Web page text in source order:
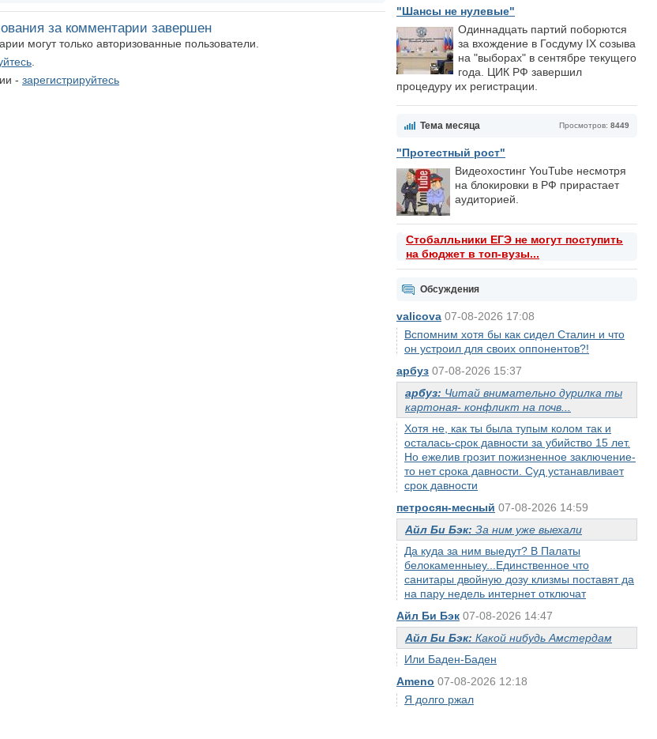
"Шансы не нулевые"
Одиннадцать партий поборются
за вхождение в Госдуму IX созыва
на "выборах" в сентябре текущего
года. ЦИК РФ завершил
процедуру их регистрации.
Просмотров: 8449
Тема месяца
"Протестный рост"
Видеохостинг YouTube несмотря
на блокировки в РФ прирастает
аудиторией.
Стобалльники ЕГЭ не могут поступить
на бюджет в топ-вузы...
Обсуждения
valicova 07-08-2026 17:08
Вспомним хотя бы как сидел Сталин и что
он устроил для своих оппонентов?!
арбуз 07-08-2026 15:37
арбуз: Читай внимательно дурилка ты
картоная- конфликт на почв...
Хотя не, как ты была тупым колом так и
осталась-срок давности за убийство 15 лет.
Но ежелив грозит пожизненное заключение-
то нет срока давности. Суд устанавливает
срок давности
петросян-месный 07-08-2026 14:59
Айл Би Бэк: За ним уже выехали
Да куда за ним выедут? В Палаты
белокаменныеу...Единственное что
санитары двойную дозу клизмы поставят да
на пару недель интернет отключат
Айл Би Бэк 07-08-2026 14:47
Айл Би Бэк: Какой нибудь Амстердам
Или Баден-Баден
Ameno 07-08-2026 12:18
Я долго ржал
за комментарии завершен
могут только авторизованные пользователи.
- зарегистрируйтесь